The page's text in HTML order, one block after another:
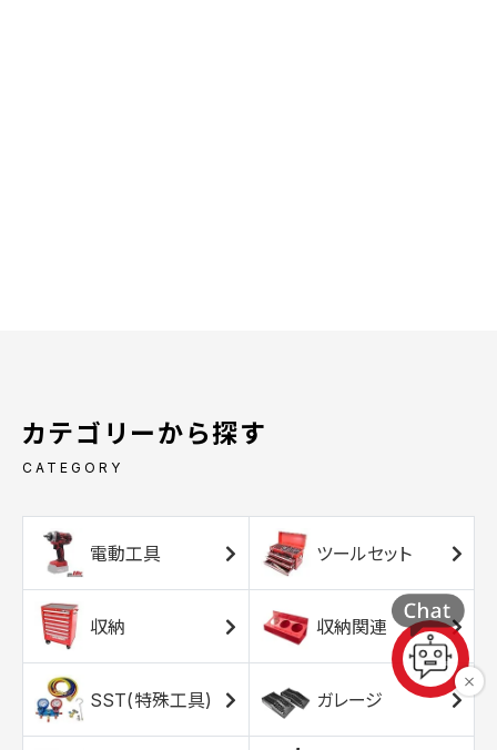
カテゴリーから探す
CATEGORY
電動工具 ツールセット
収納 収納関連
SST(特殊工具) ガレージ